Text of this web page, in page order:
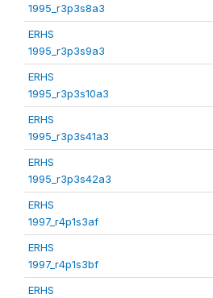
1995_r3p3s8a3
ERHS
1995_r3p3s9a3
ERHS
1995_r3p3s10a3
ERHS
1995_r3p3s41a3
ERHS
1995_r3p3s42a3
ERHS
1997_r4p1s3af
ERHS
1997_r4p1s3bf
ERHS